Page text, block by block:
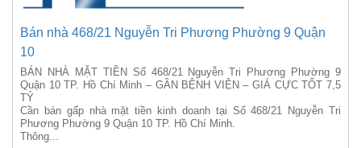
Bán nhà 468/21 Nguyễn Tri Phương Phường 9 Quận
10
BÁN NHÀ MẶT TIỀN Số 468/21 Nguyễn Tri Phương Phường 9
Quận 10 TP. Hồ Chí Minh – GẦN BỆNH VIỆN – GIÁ CỰC TỐT 7,5
TỶ
Cần bán gấp nhà mặt tiền kinh doanh tại Số 468/21 Nguyễn Tri
Phương Phường 9 Quận 10 TP. Hồ Chí Minh.
Thông...